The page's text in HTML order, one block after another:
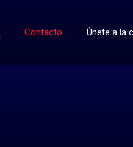
Contacto Únete a la